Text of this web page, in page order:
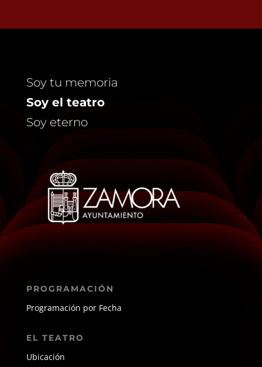
Soy tu memoria
Soy el teatro
Soy eterno
PROGRAMACIÓN
Programación por Fecha
EL TEATRO
Ubicación